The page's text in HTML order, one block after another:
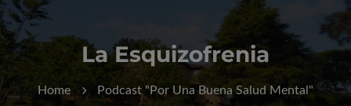
La Esquizofrenia
Home Podcast "Por Una Buena Salud Mental"